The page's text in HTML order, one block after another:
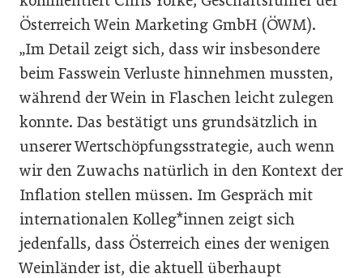
Österreich Wein Marketing GmbH (ÖWM).
„Im Detail zeigt sich, dass wir insbesondere
beim Fasswein Verluste hinnehmen mussten,
während der Wein in Flaschen leicht zulegen
konnte. Das bestätigt uns grundsätzlich in
unserer Wertschöpfungsstrategie, auch wenn
wir den Zuwachs natürlich in den Kontext der
Inflation stellen müssen. Im Gespräch mit
internationalen Kolleg*innen zeigt sich
jedenfalls, dass Österreich eines der wenigen
Weinländer ist, die aktuell überhaupt